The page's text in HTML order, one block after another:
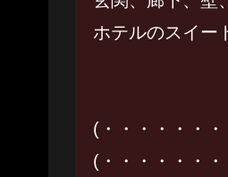
ホテルのスイー
(・・・・・・・
(・・・・・・・